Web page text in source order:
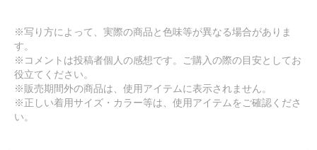
※写り方によって、実際の商品と色味等が異なる場合がありま
す。
※コメントは投稿者個人の感想です。ご購入の際の目安としてお
役立てください。
※販売期間外の商品は、使用アイテムに表示されません。
※正しい着用サイズ・カラー等は、使用アイテムをご確認くださ
い。